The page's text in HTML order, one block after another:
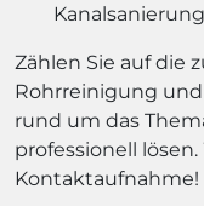
Kanalsanierung
Zählen Sie auf die
Rohrreinigung und
rund um das
professionell
Kontaktaufnahme!